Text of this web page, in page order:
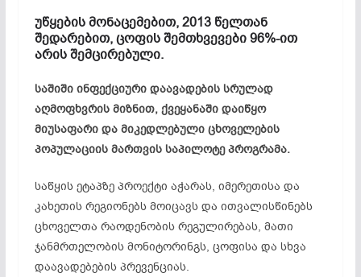
უწყების მონაცემებით, 2013 წელთან
შედარებით, ცოფის შემთხვევები 96%-ით
არის შემცირებული.
საშიში ინფექციური დაავადების სრულად
აღმოფხვრის მიზნით, ქვეყანაში დაიწყო
მიუსაფარი და მიკედლებული ცხოველების
პოპულაციის მართვის საპილოტე პროგრამა.
საწყის ეტაპზე პროექტი აჭარას, იმერეთისა და
კახეთის რეგიონებს მოიცავს და ითვალისწინებს
ცხოველთა რაოდენობის რეგულირებას, მათი
ჯანმრთელობის მონიტორინგს, ცოფისა და სხვა
დაავადებების პრევენციას.